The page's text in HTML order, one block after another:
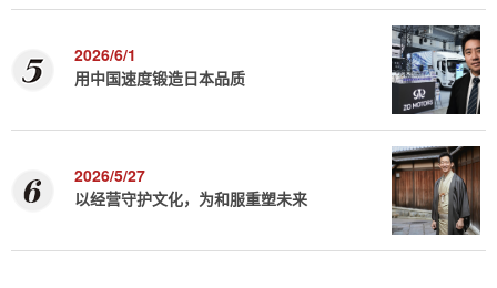
2026/6/1
用中国速度锻造日本品质
2026/5/27
以经营守护文化，为和服重塑未来